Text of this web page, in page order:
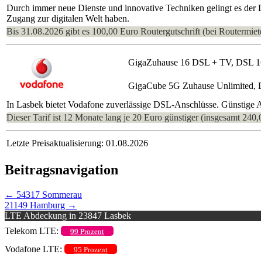
Durch immer neue Dienste und innovative Techniken gelingt es
Zugang zur digitalen Welt haben.
Bis 31.08.2026 gibt es 100,00 Euro Routergutschrift (bei
GigaZuhause 16 DSL + TV, DSL
GigaCube 5G Zuhause Unlimited,
In Lasbek bietet Vodafone zuverlässige DSL-Anschlüsse. Günstige
Dieser Tarif ist 12 Monate lang je 20 Euro günstiger (insgesamt
Letzte Preisaktualisierung: 01.08.2026
Beitragsnavigation
← 54317 Sommerau
21149 Hamburg →
LTE Abdeckung in 23847 Lasbek
Telekom LTE:
99 Prozent
Vodafone LTE: 95 Prozent